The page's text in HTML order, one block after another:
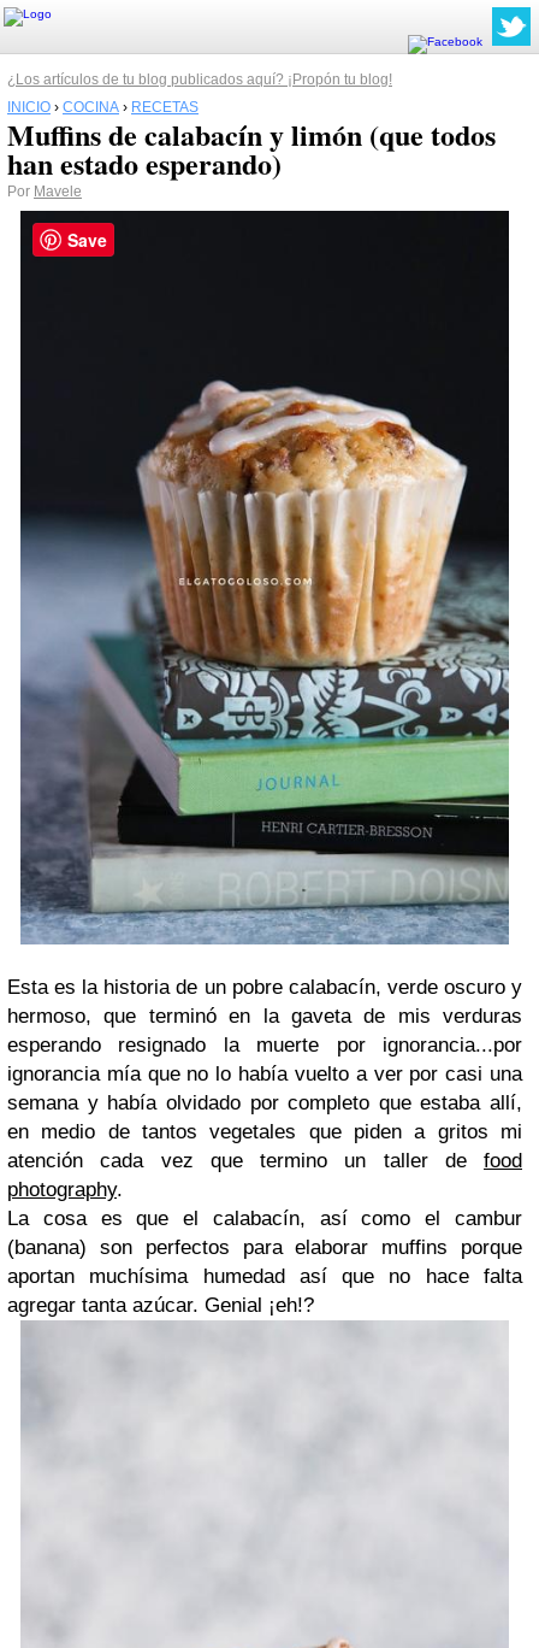
¿Los artículos de tu blog publicados aquí? ¡Propón tu blog!
INICIO › COCINA › RECETAS
Muffins de calabacín y limón (que todos
han estado esperando)
Por Mavele
Esta es la historia de un pobre calabacín, verde oscuro y
hermoso, que terminó en la gaveta de mis verduras
esperando resignado la muerte por ignorancia...por
ignorancia mía que no lo había vuelto a ver por casi una
semana y había olvidado por completo que estaba allí,
en medio de tantos vegetales que piden a gritos mi
atención cada vez que termino un taller de food
photography.
La cosa es que el calabacín, así como el cambur
(banana) son perfectos para elaborar muffins porque
aportan muchísima humedad así que no hace falta
agregar tanta azúcar. Genial ¡eh!?
Save